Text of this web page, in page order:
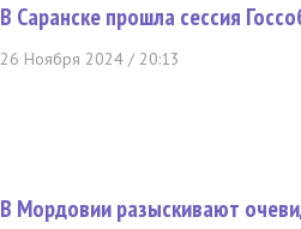
В Саранске прошла сессия
26 Ноября 2024 / 20:13
В Мордовии разыскивают